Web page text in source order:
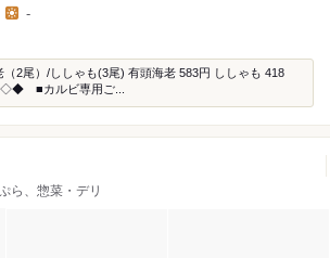
-
2尾）/ししゃも(3尾) 有頭海老 583円 ししゃも 418
◇◆ ■カルビ専用ご...
ら、惣菜・デリ